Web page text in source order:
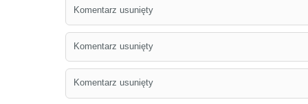
Komentarz usunięty
Komentarz usunięty
Komentarz usunięty